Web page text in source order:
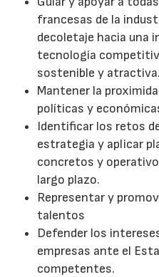
francesas de la
decoletaje hacia una
tecnología
sostenible y atractiva.
Mantener la
políticas y
Identificar los retos
estrategia y aplicar
concretos y
largo plazo.
Representar y
talentos
Defender los
empresas ante el
competentes.